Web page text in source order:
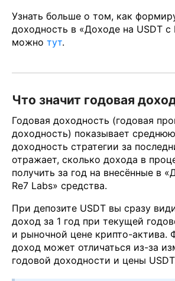
Узнать больше о том, как
доходность в «Доходе на USDT с
можно тут.
Что значит годовая
Годовая доходность (годовая
доходность) показывает
доходность стратегии за
отражает, сколько дохода в
получить за год на внесённые в
Re7 Labs» средства.
При депозите USDT вы сразу
доход за 1 год при текущей
и рыночной цене крипто-актива.
доход может отличаться из-за
годовой доходности и цены